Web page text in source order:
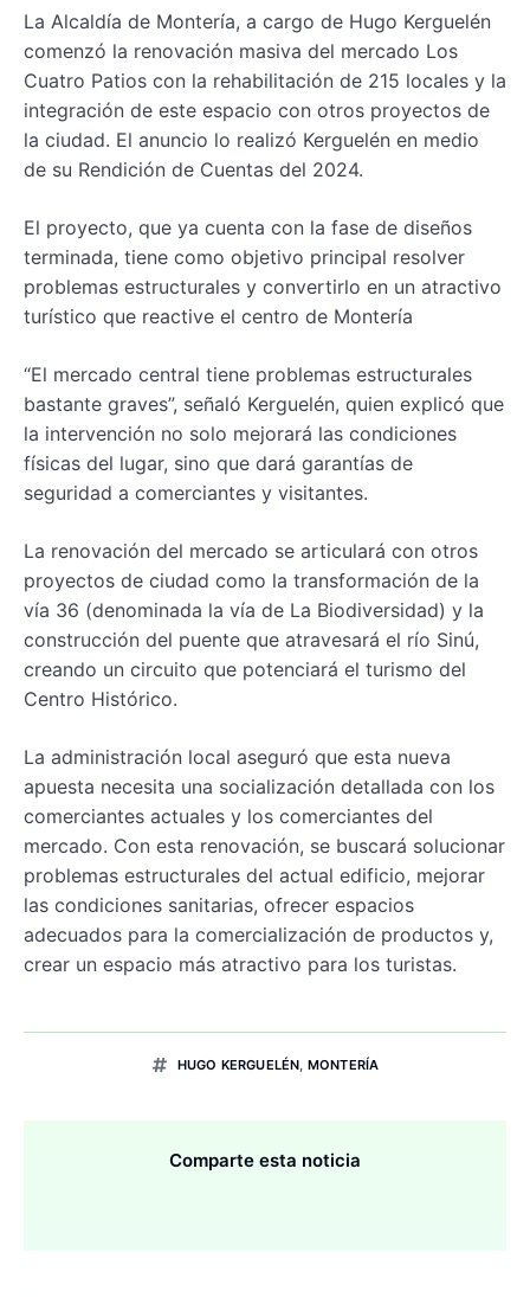
La Alcaldía de Montería, a cargo de Hugo Kerguelén
comenzó la renovación masiva del mercado Los
Cuatro Patios con la rehabilitación de 215 locales y la
integración de este espacio con otros proyectos de
la ciudad. El anuncio lo realizó Kerguelén en medio
de su Rendición de Cuentas del 2024.
El proyecto, que ya cuenta con la fase de diseños
terminada, tiene como objetivo principal resolver
problemas estructurales y convertirlo en un atractivo
turístico que reactive el centro de Montería
“El mercado central tiene problemas estructurales
bastante graves”, señaló Kerguelén, quien explicó que
la intervención no solo mejorará las condiciones
físicas del lugar, sino que dará garantías de
seguridad a comerciantes y visitantes.
La renovación del mercado se articulará con otros
proyectos de ciudad como la transformación de la
vía 36 (denominada la vía de La Biodiversidad) y la
construcción del puente que atravesará el río Sinú,
creando un circuito que potenciará el turismo del
Centro Histórico.
La administración local aseguró que esta nueva
apuesta necesita una socialización detallada con los
comerciantes actuales y los comerciantes del
mercado. Con esta renovación, se buscará solucionar
problemas estructurales del actual edificio, mejorar
las condiciones sanitarias, ofrecer espacios
adecuados para la comercialización de productos y,
crear un espacio más atractivo para los turistas.
HUGO KERGUELÉN, MONTERÍA
Comparte esta noticia